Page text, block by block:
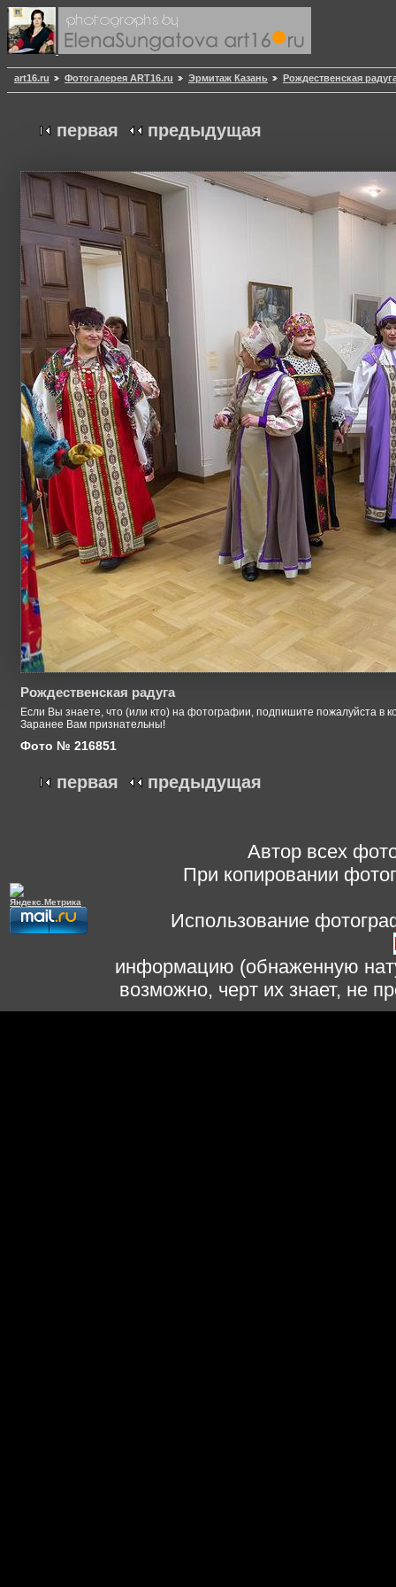
art16.ru Фотогалерея ART16.ru Эрмитаж Казань Рождественская
первая предыдущая
Рождественская радуга
Если Вы знаете, что (или кто) на фотографии, подпишите пожалуйста в
Заранее Вам признательны!
Фото № 216851
первая предыдущая
Автор всех
При копировании
Использование
информацию (обнаженную
возможно, черт их знает, не